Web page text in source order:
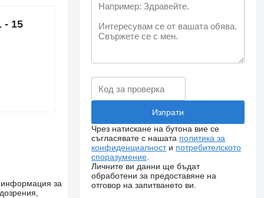
- 15
информация за
Чрез натискане на бутона вие се
съгласявате с нашата политика за
конфиденциалности потребителското
споразумение
Личните ви данни ще бъдат
обработени за предоставяне на
отговор на запитването ви.